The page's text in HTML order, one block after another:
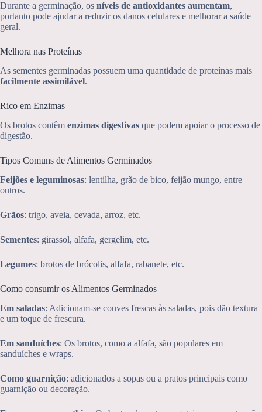
Durante a germinação, os níveis de antioxidantes aumentam,
portanto pode ajudar a reduzir os danos celulares e melhorar a saúde
geral.
Melhora nas Proteínas
As sementes germinadas possuem uma quantidade de proteínas mais
facilmente assimilável.
Rico em Enzimas
Os brotos contêm enzimas digestivas que podem apoiar o processo de
digestão.
Tipos Comuns de Alimentos Germinados
Feijões e leguminosas: lentilha, grão de bico, feijão mungo, entre
outros.
Grãos: trigo, aveia, cevada, arroz, etc.
Sementes: girassol, alfafa, gergelim, etc.
Legumes: brotos de brócolis, alfafa, rabanete, etc.
Como consumir os Alimentos Germinados
Em saladas: Adicionam-se couves frescas às saladas, pois dão textura
e um toque de frescura.
Em sanduíches: Os brotos, como a alfafa, são populares em
sanduíches e wraps.
Como guarnição: adicionados a sopas ou a pratos principais como
guarnição ou decoração.